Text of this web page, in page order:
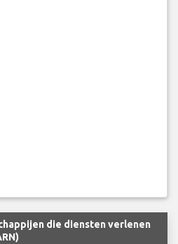
die diensten verlenen